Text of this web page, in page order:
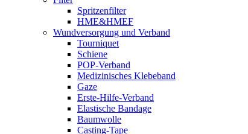
Spritzenfilter
HME&HMEF
Wundversorgung und Verband
Tourniquet
Schiene
POP-Verband
Medizinisches Klebeband
Gaze
Erste-Hilfe-Verband
Elastische Bandage
Baumwolle
Casting-Tape